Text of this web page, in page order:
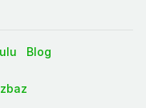
Blog